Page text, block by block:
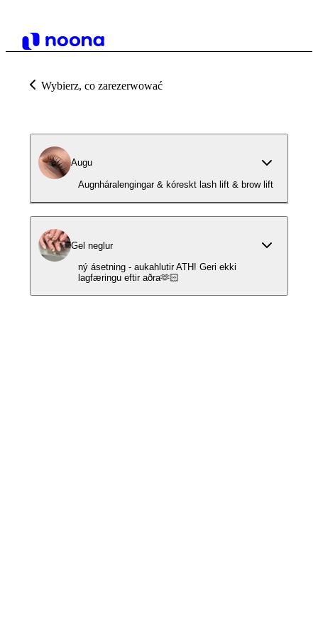
Wybierz, co zarezerwować
Augu
Augnháralengingar & kóreskt lash lift & brow lift
Gel neglur
ný ásetning - aukahlutir ATH! Geri ekki
lagfæringu eftir aðra🫶🏻